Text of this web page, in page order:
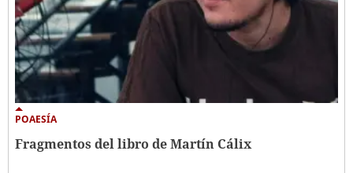
POAESÍA
Fragmentos del libro de Martín Cálix